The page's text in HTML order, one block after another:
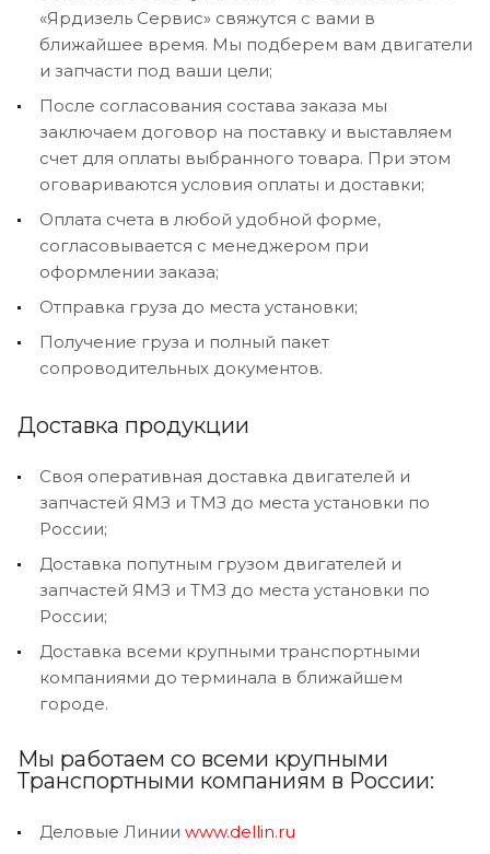
«Ярдизель Сервис» свяжутся с вами в
ближайшее время. Мы подберем вам двигатели
и запчасти под ваши цели;
После согласования состава заказа мы
заключаем договор на поставку и выставляем
счет для оплаты выбранного товара. При этом
оговариваются условия оплаты и доставки;
Оплата счета в любой удобной форме,
согласовывается с менеджером при
оформлении заказа;
Отправка груза до места установки;
Получение груза и полный пакет
сопроводительных документов.
Доставка продукции
Своя оперативная доставка двигателей и
запчастей ЯМЗ и ТМЗ до места установки по
России;
Доставка попутным грузом двигателей и
запчастей ЯМЗ и ТМЗ до места установки по
России;
Доставка всеми крупными транспортными
компаниями до терминала в ближайшем
городе.
Мы работаем со всеми крупными
Транспортными компаниям в России:
Деловые Линии www.dellin.ru